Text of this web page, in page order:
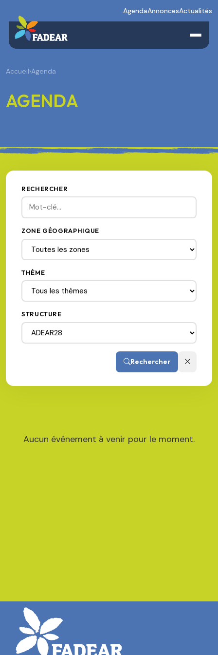
AgendaAnnoncesActualités
Accueil›Agenda
AGENDA
RECHERCHER
ZONE GÉOGRAPHIQUE
THÈME
STRUCTURE
Rechercher
Aucun événement à venir pour le moment.